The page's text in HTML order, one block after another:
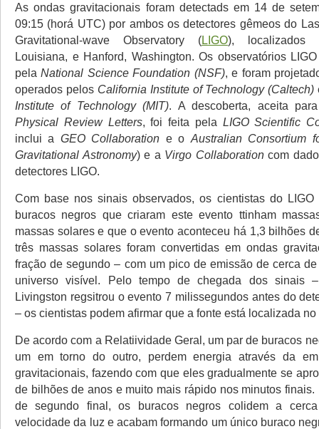
As ondas gravitacionais foram detectads em 14 de
09:15 (horá UTC) por ambos os detectores gêmeos do
Gravitational-wave Observatory (LIGO), localizados
Louisiana, e Hanford, Washington. Os observatórios
pela National Science Foundation (NSF), e foram
operados pelos California Institute of Technology (Caltech)
Institute of Technology (MIT) . A descoberta, aceita
Physical Review Letters, foi feita pela LIGO Scientific
inclui a GEO Collaboration e o Australian Consortium
Gravitational Astronomy) e a Virgo Collaborationcom
detectores LIGO.
Com base nos sinais observados, os cientistas do LIGO
buracos negros que criaram este evento ttinham
massas solares e que o evento aconteceu há 1,3 bilhões
três massas solares foram convertidas em ondas
fração de segundo – com um pico de emissão de cerca
universo visível. Pelo tempo de chegada dos sinais
Livingston regsitrou o evento 7 milissegundos antes do
– os cientistas podem afirmar que a fonte está localizada
De acordo com a Relatiividade Geral, um par de buracos
um em torno do outro, perdem energia através da
gravitacionais, fazendo com que eles gradualmente se
de bilhões de anos e muito mais rápido nos minutos finais.
de segundo final, os buracos negros colidem a
velocidade da luz e acabam formando um único buraco